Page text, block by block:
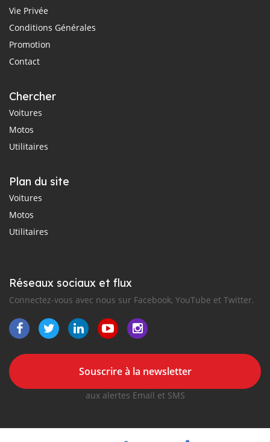
Vie Privée
Conditions Générales
Promotion
Contact
Chercher
Voitures
Motos
Utilitaires
Plan du site
Voitures
Motos
Utilitaires
Réseaux sociaux et flux
Connectez-vous avec nous sur Facebook, YouTube et Twitter.
Souscrire à la newsletter
aux alertes Email et SMS